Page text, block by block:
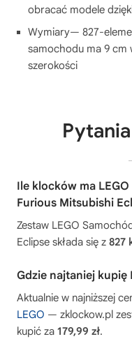
obracać modele
Wymiary— 827-
samochodu ma 9 cm
szerokości
Ile klocków ma
Furious Mitsubishi
Zestaw LEGO
Eclipse składa się z 827
Gdzie najtaniej kupię
Aktualnie w najniższej
LEGO — zklockow.pl
kupić za 179,99 zł.